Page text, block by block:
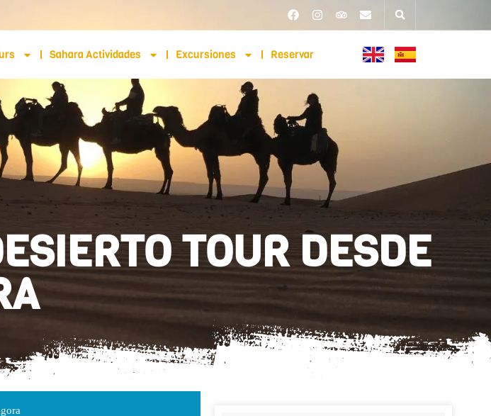
Sahara Actividades Excursiones Reservar
TOUR DESDE